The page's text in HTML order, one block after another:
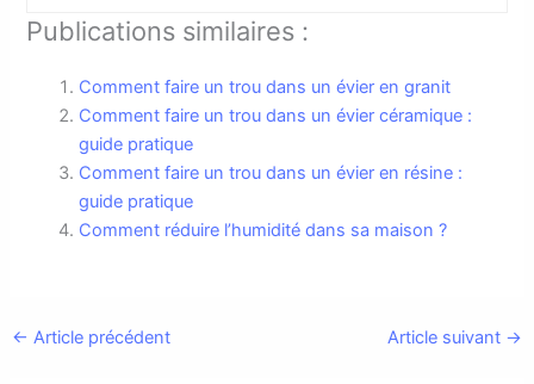
Publications similaires :
Comment faire un trou dans un évier en granit
Comment faire un trou dans un évier céramique :
guide pratique
Comment faire un trou dans un évier en résine :
guide pratique
Comment réduire l’humidité dans sa maison ?
← Article précédent Article suivant →